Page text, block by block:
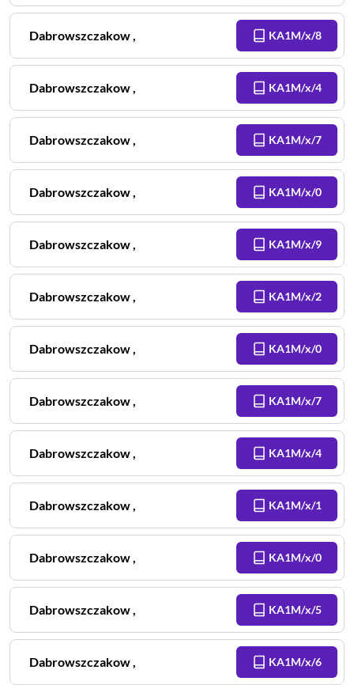
Dabrowszczakow, KA1M/x/8
Dabrowszczakow, KA1M/x/4
Dabrowszczakow, KA1M/x/7
Dabrowszczakow, KA1M/x/0
Dabrowszczakow, KA1M/x/9
Dabrowszczakow, KA1M/x/2
Dabrowszczakow, KA1M/x/0
Dabrowszczakow, KA1M/x/7
Dabrowszczakow, KA1M/x/4
Dabrowszczakow, KA1M/x/1
Dabrowszczakow, KA1M/x/0
Dabrowszczakow, KA1M/x/5
Dabrowszczakow, KA1M/x/6